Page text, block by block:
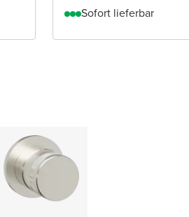
Sofort lieferbar